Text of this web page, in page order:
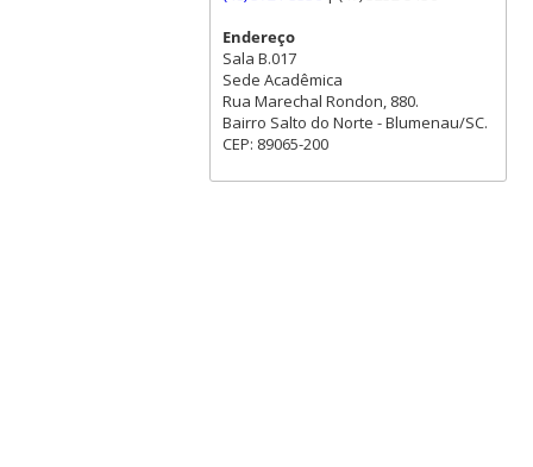
Endereço
Sala B.017
Sede Acadêmica
Rua Marechal Rondon, 880.
Bairro Salto do Norte - Blumenau/SC.
CEP: 89065-200